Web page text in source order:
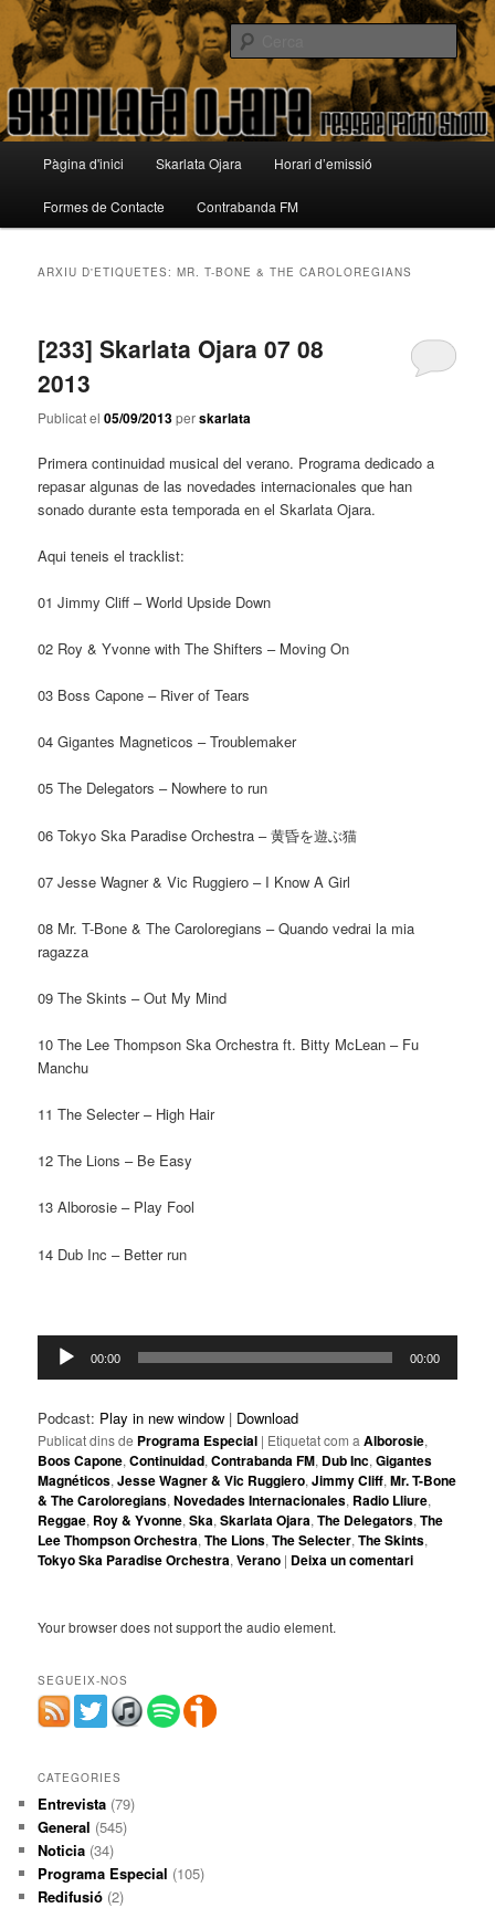
Aneu
contingut
principal
Aneu
contingut
secundariSkarlata Ojara
Reggae Radio Show
Cerca
principal
Pàgina d'inici Skarlata Ojara Horari d’emissió
Formes de Contacte Contrabanda FM
ARXIU D'ETIQUETES:MR. T-BONE & THE CAROLOREGIANS
[233] Skarlata Ojara 07 08
2013
Publicat el05/09/2013perskarlata
Primera continuidad musical del verano. Programa dedicado a
repasar algunas de las novedades internacionales que han
sonado durante esta temporada en el Skarlata Ojara.
Aqui teneis el tracklist:
01 Jimmy Cliff – World Upside Down
02 Roy & Yvonne with The Shifters – Moving On
03 Boss Capone – River of Tears
04 Gigantes Magneticos – Troublemaker
05 The Delegators – Nowhere to run
06 Tokyo Ska Paradise Orchestra – 黄昏を遊ぶ猫
07 Jesse Wagner & Vic Ruggiero – I Know A Girl
08 Mr. T-Bone & The Caroloregians – Quando vedrai la mia
ragazza
09 The Skints – Out My Mind
10 The Lee Thompson Ska Orchestra ft. Bitty McLean – Fu
Manchu
11 The Selecter – High Hair
12 The Lions – Be Easy
13 Alborosie – Play Fool
14 Dub Inc – Better run
Reproductor
d'àudio
00:00 00:00
Podcast: Play in new window | Download
Publicat dins de Programa Especial | Etiquetat com a Alborosie,
Boos Capone,Continuidad,Contrabanda FM, Dub Inc,Gigantes
Magnéticos,Jesse Wagner & Vic Ruggiero,Jimmy Cliff,Mr. T-Bone
& The Caroloregians,Novedades Internacionales, Radio Lliure,
Reggae, Roy & Yvonne,Ska,Skarlata Ojara,The Delegators,The
Lee Thompson Orchestra,The Lions,The Selecter,The Skints,
Tokyo Ska Paradise Orchestra,Verano | Deixa un comentari
Your browser does not support the audio element.
SEGUEIX-NOS
CATEGORIES
Entrevista (79)
General (545)
Noticia (34)
Programa Especial (105)
Redifusió (2)